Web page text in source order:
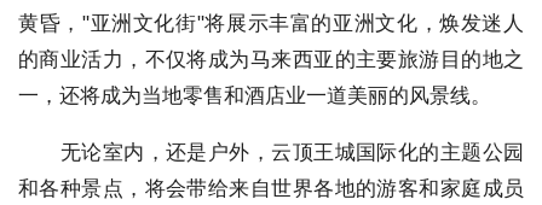
黄昏，"亚洲文化街"将展示丰富的亚洲文化，焕发迷人
的商业活力，不仅将成为马来西亚的主要旅游目的地之
一，还将成为当地零售和酒店业一道美丽的风景线。
无论室内，还是户外，云顶王城国际化的主题公园
和各种景点，将会带给来自世界各地的游客和家庭成员